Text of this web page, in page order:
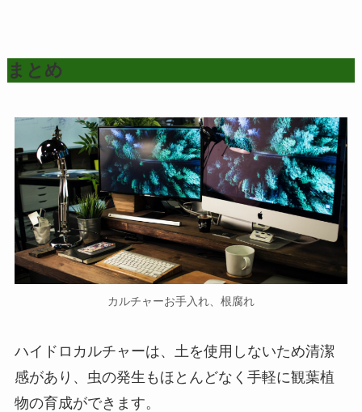
まとめ
カルチャーお手入れ、根腐れ
ハイドロカルチャーは、土を使用しないため清潔
感があり、虫の発生もほとんどなく手軽に観葉植
物の育成ができます。